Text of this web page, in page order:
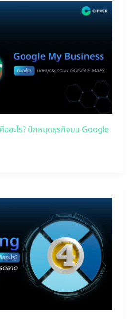
อะไร? ปักหมุดธุรกิจบน Google